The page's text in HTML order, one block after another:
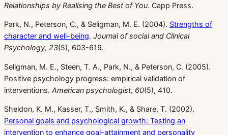
Relationships by Realising the Best of You. Capp Press.
Park, N., Peterson, C., & Seligman, M. E. (2004). Strengths of
character and well-being. Journal of social and Clinical
Psychology, 23(5), 603-619.
Seligman, M. E., Steen, T. A., Park, N., & Peterson, C. (2005).
Positive psychology progress: empirical validation of
interventions. American psychologist, 60(5), 410.
Sheldon, K. M., Kasser, T., Smith, K., & Share, T. (2002).
Personal goals and psychological growth: Testing an
intervention to enhance goal-attainment and personality